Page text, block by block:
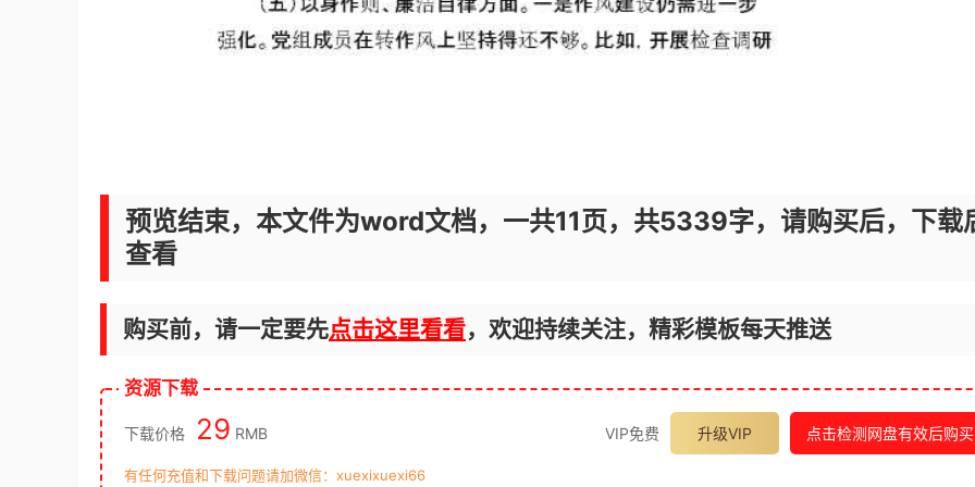
预览结束，本文件为word文档，一共11页，共5339字，请购买后，下载
查看
购买前，请一定要先点击这里看看，欢迎持续关注，精彩模板每天推送
资源下载
下载价格 29 RMB VIP免费 升级VIP 点击检测网盘有效后购买
有任何充值和下载问题请加微信：xuexixuexi66